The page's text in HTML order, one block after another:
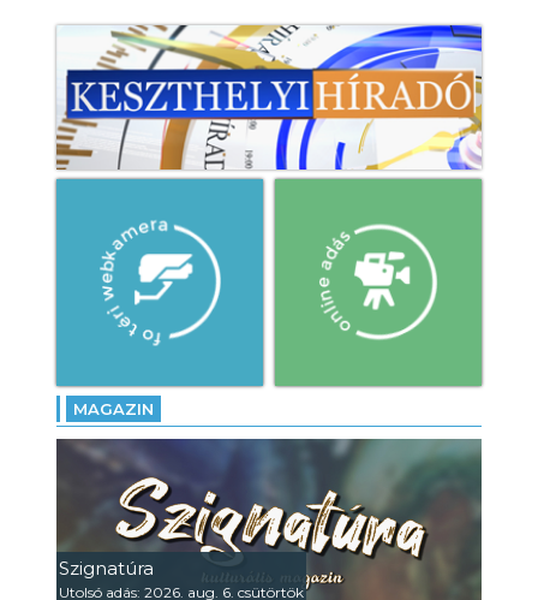
MAGAZIN
Szignatúra
Utolsó adás: 2026. aug. 6. csütörtök